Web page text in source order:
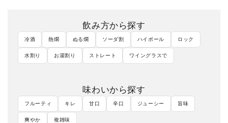
高天 高天酒造（長野県）
飲み方から探す
冷酒 熱燗 ぬる燗 ソーダ割 ハイボール ロック
水割り お湯割り ストレート ワイングラスで
味わいから探す
フルーティ キレ 甘口 辛口 ジューシー 旨味
爽やか 複雑味